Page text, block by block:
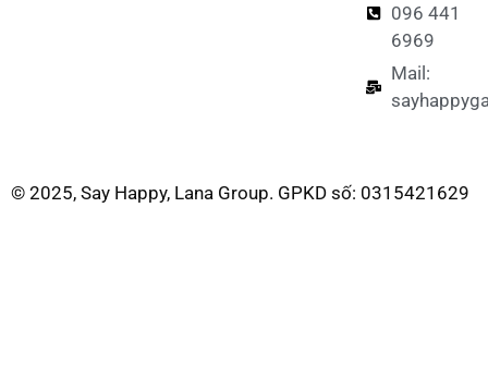
096 441
6969
Mail:
© 2025, Say Happy, Lana Group. GPKD số: 0315421629